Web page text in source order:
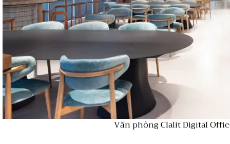
Văn phòng Clalit Digital